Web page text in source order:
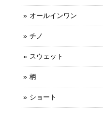
オールインワン
チノ
スウェット
柄
ショート